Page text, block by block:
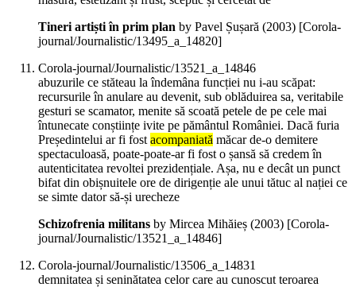
Tineri artiști în prim plan by Pavel Șușară (2003) [Corola-
journal/Journalistic/13495_a_14820]
Corola-journal/Journalistic/13521_a_14846
abuzurile ce stăteau la îndemâna funcției nu i-au scăpat:
recursurile în anulare au devenit, sub oblăduirea sa, veritabile
gesturi se scamator, menite să scoată petele de pe cele mai
întunecate conștiințe ivite pe pământul României. Dacă furia
Președintelui ar fi fostacompaniată măcar de-o demitere
spectaculoasă, poate-poate-ar fi fost o șansă să credem în
autenticitatea revoltei prezidențiale. Așa, nu e decât un punct
bifat din obișnuitele ore de dirigenție ale unui tătuc al nației ce
se simte dator să-și urecheze
Schizofrenia militans by Mircea Mihăieș (2003) [Corola-
journal/Journalistic/13521_a_14846]
Corola-journal/Journalistic/13506_a_14831
demnitatea și seninătatea celor care au cunoscut teroarea